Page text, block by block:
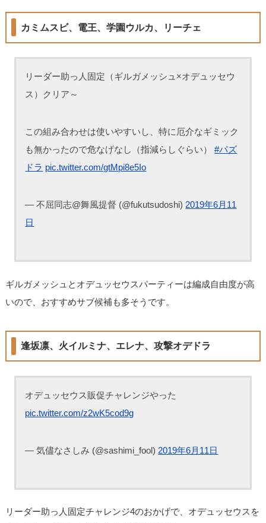
カミムスビ、電王、学園ウルカ、リーチェ
リーダー助っ人固定（ギルガメッシュ×オデュッセウ
ス）クリア～
この組み合わせは使いやすいし、特に厄介なギミック
も無かったので危なげなし（指減らしぐらい）#パズ
ドラ pic.twitter.com/gtMpi8e5Io
— 不屈同志@舞風提督 (@fukutsudoshi) 2019年6月11
日
ギルガメッシュとオデュッセウスパーティーは編成自由度が高
いので、おすすめサブ候補も多そうです。
逢坂凛、火イルミナ、エレナ、攻撃オデドラ
オデュッセウス販促チャレンジやった
pic.twitter.com/z2wK5cod9g
— 気儘なさしみ (@sashimi_fool) 2019年6月11日
リーダー助っ人固定チャレンジ4のおかげで、オデュッセウスを